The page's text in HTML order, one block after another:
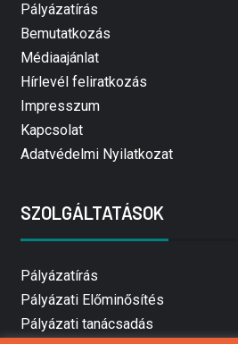
Pályázatírás
Bemutatkozás
Médiaajánlat
Hírlevél feliratkozás
Impresszum
Kapcsolat
Adatvédelmi Nyilatkozat
SZOLGÁLTATÁSOK
Pályázatírás
Pályázati Előminősítés
Pályázati tanácsadás